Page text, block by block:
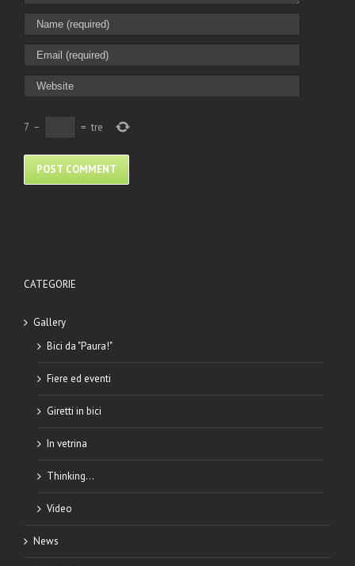
7 − = tre
CATEGORIE
Gallery
Bici da "Paura!"
Fiere ed eventi
Giretti in bici
In vetrina
Thinking…
Video
News